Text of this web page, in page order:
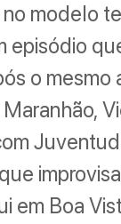
modelo
episódio
o mesmo
em Boa